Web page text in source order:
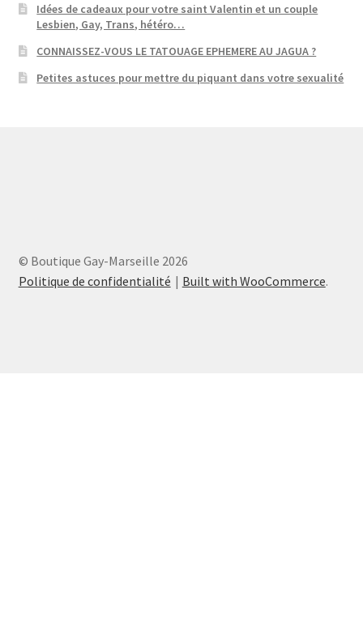
Idées de cadeaux pour votre saint Valentin et un couple
Lesbien, Gay, Trans, hétéro…
CONNAISSEZ-VOUS LE TATOUAGE EPHEMERE AU JAGUA ?
Petites astuces pour mettre du piquant dans votre sexualité
© Boutique Gay-Marseille 2026
Politique de confidentialité
Built with WooCommerce.